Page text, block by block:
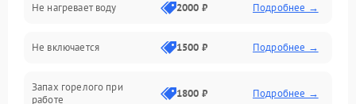
Программное обеспечение
Не нагревает воду 2000 ₽ Подробнее →
Не включается 1500 ₽ Подробнее →
Запах горелого при
работе
1800 ₽ Подробнее →